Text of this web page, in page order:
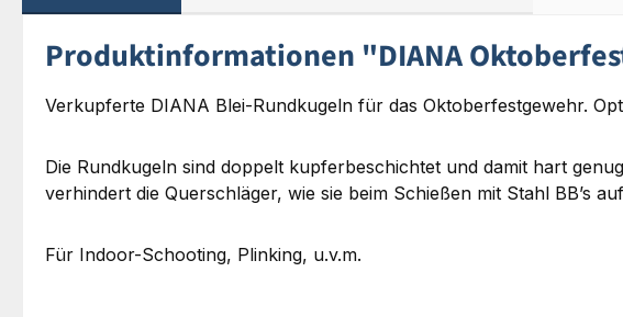
Produktinformationen "DIANA
Verkupferte DIANA Blei-Rundkugeln für das Oktoberfestgewehr.
Die Rundkugeln sind doppelt kupferbeschichtet und damit hart
verhindert die Querschläger, wie sie beim Schießen mit Stahl BB’s
Für Indoor-Schooting, Plinking, u.v.m.